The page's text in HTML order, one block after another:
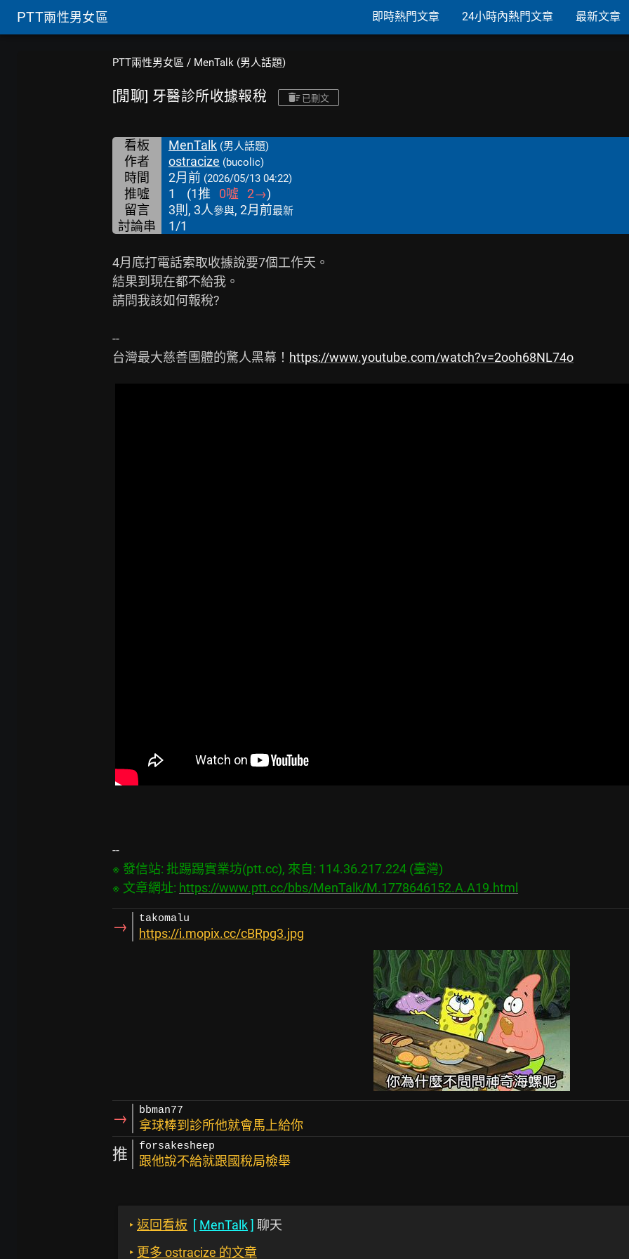
PTT兩性男女區 即時熱門文章 24小時內熱門文章 最新文章
PTT兩性男女區 / MenTalk (男人話題)
[閒聊] 牙醫診所收據報稅 已刪文
看板 MenTalk (男人話題)
作者 ostracize (bucolic)
時間 2月前 (2026/05/13 04:22)
推噓 1 (1推 0噓 2→)
留言
3則, 3人參與, 2月前最新
討論串 1/1
4月底打電話索取收據說要7個工作天。
結果到現在都不給我。
請問我該如何報稅?
--
台灣最大慈善團體的驚人黑幕！ https://www.youtube.com/watch?v=2ooh68NL74o
※ 發信站: 批踢踢實業坊(ptt.cc), 來自: 114.36.217.224 (臺灣)
※ 文章網址: https://www.ptt.cc/bbs/MenTalk/M.1778646152.A.A19.html
→ takomalu
https://i.mopix.cc/cBRpg3.jpg
→ bbman77
拿球棒到診所他就會馬上給你
推 forsakesheep
跟他說不給就跟國稅局檢舉
‣ 返回看板 [ MenTalk] 聊天
‣ 更多 ostracize 的文章